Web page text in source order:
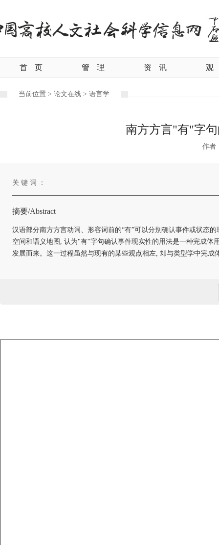
首 页 管 理 资 讯 观
当前位置 > 论文在线 > 语言学
南方方言"有"字
作者
关 键 词 ：
摘要/Abstract
汉语部分南方方言动词、形容词前的“有”可以分别确认事件或状态
空间和语义地图, 认为"有"字句确认事件现实性的用法是一种完成
发展而来。这一过程虽然与现有的某些观点相左, 却与类型学中完成